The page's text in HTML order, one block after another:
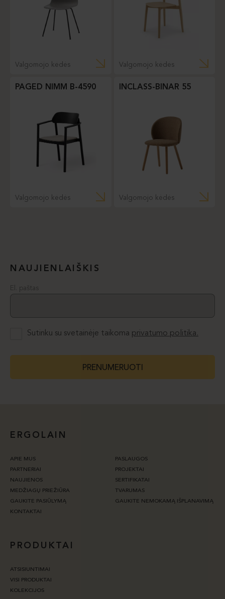
Valgomojo kėdės Valgomojo kėdės
PAGED NIMM B-4590
Valgomojo kėdės
INCLASS-BINAR 55
Valgomojo kėdės
NAUJIENLAIŠKIS
El. paštas
Sutinku su svetainėje taikoma privatumo politika.
PRENUMERUOTI
ERGOLAIN
APIE MUS
PASLAUGOS
PARTNERIAI
PROJEKTAI
NAUJIENOS
SERTIFIKATAI
MEDŽIAGŲ PRIEŽIŪRA
TVARUMAS
GAUKITE PASIŪLYMĄ
GAUKITE NEMOKAMĄ IŠPLANAVIMĄ
KONTAKTAI
PRODUKTAI
ATSISIUNTIMAI
VISI PRODUKTAI
KOLEKCIJOS